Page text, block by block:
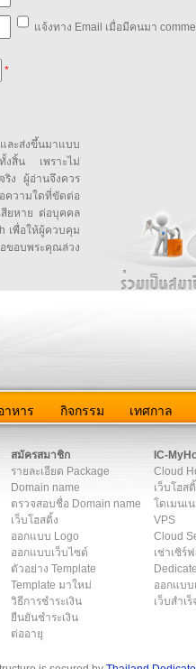
แจ้งทาง Email เมื่อมีคนมา
*
ะส่งขึ้นมาแบบ
งสิ้น เพราะไม่
ริง ผู้อ่านจึงควร
วามใดที่ขัดต่อ
สียหาย ต่อบุคคล
เพื่อให้ผู้ควบคุม
ขอบพระคุณล่วง
าหาร กิจกรรม เทศกาล
สมัครสมาชิก
รายละเอียด Package
Domain name
ตรวจสอบชื่อ Domain name
เว็บโฮสติ้ง
ออกแบบ Logo
ออกแบบเว็บไซต์
ตัวอย่าง Template
Template มาใหม่
วิธีการชำระเงิน
ยืนยันชำระเงิน
ต่ออายุ
IC-
Cloud
เว็บโฮส
โดเมนเ
VPS
Cloud
เช่าเซิร์
ออกแบบ
เว็บสำเร็